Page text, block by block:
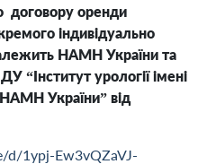
оренди
індивідуально
НАМН України та
“Інститут урології імені
України” від
d/1ypj-Ew3vQZaVJ-